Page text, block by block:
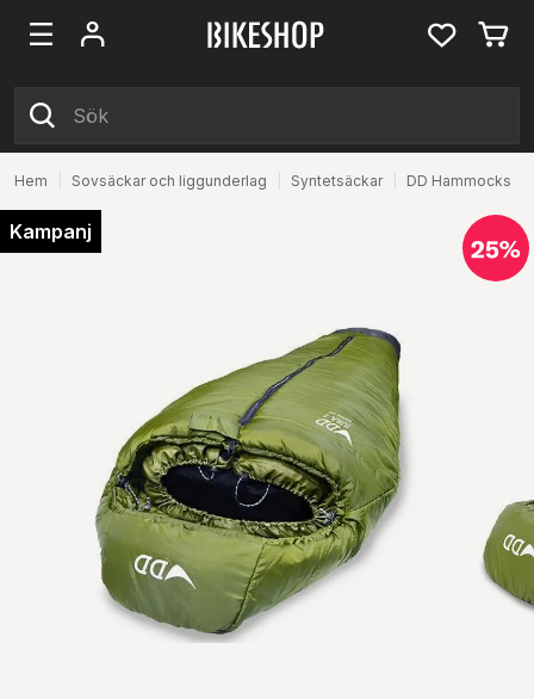
Hem Sovsäckar och liggunderlag Syntetsäckar DD Hammocks
Kampanj
25%